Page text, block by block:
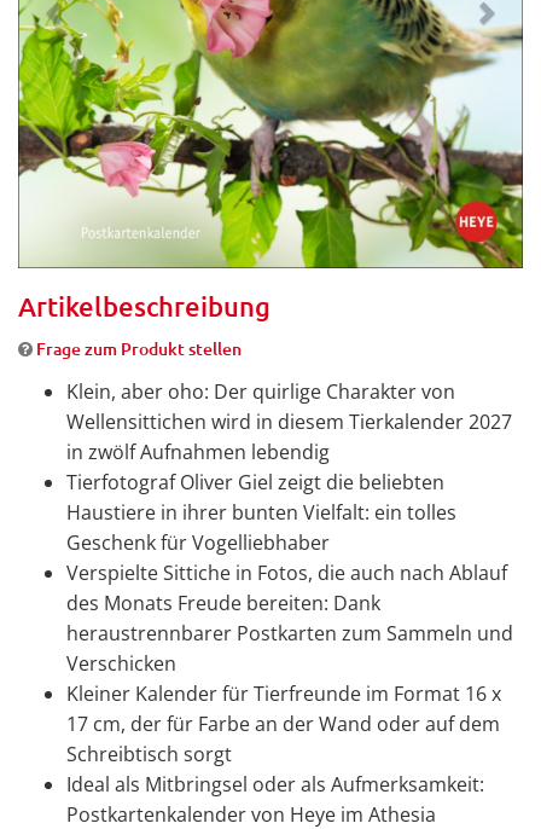
Artikelbeschreibung
Frage zum Produkt stellen
Klein, aber oho: Der quirlige Charakter von
Wellensittichen wird in diesem Tierkalender 2027
in zwölf Aufnahmen lebendig
Tierfotograf Oliver Giel zeigt die beliebten
Haustiere in ihrer bunten Vielfalt: ein tolles
Geschenk für Vogelliebhaber
Verspielte Sittiche in Fotos, die auch nach Ablauf
des Monats Freude bereiten: Dank
heraustrennbarer Postkarten zum Sammeln und
Verschicken
Kleiner Kalender für Tierfreunde im Format 16 x
17 cm, der für Farbe an der Wand oder auf dem
Schreibtisch sorgt
Ideal als Mitbringsel oder als Aufmerksamkeit:
Postkartenkalender von Heye im Athesia